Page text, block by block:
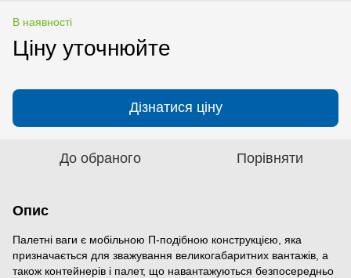
В наявності
Ціну уточнюйте
Дізнатися ціну
До обраного Порівняти
Опис
Палетні ваги є мобільною П-подібною конструкцією, яка
призначається для зважування великогабаритних вантажів, а
також контейнерів і палет, що навантажуються безпосередньо